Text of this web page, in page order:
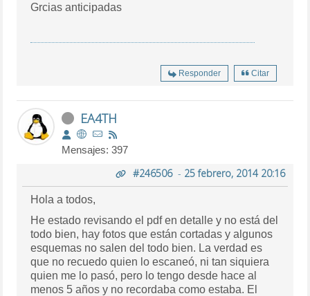
Grcias anticipadas
Responder Citar
EA4TH
Mensajes: 397
#246506- 25 febrero, 2014 20:16
Hola a todos,
He estado revisando el pdf en detalle y no está del
todo bien, hay fotos que están cortadas y algunos
esquemas no salen del todo bien. La verdad es
que no recuedo quien lo escaneó, ni tan siquiera
quien me lo pasó, pero lo tengo desde hace al
menos 5 años y no recordaba como estaba. El